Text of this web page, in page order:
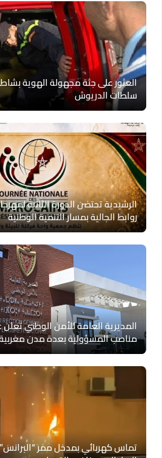
العثور على جثة مجهولة الهوية
سلطات الدريوش
الرشيدية تحتضن الدورة الثانية
روابط الجالية بمسار التنمية الوطنية
مناصب المسؤولية بعدة مدن
تماس كهربائي بمدخل ممر